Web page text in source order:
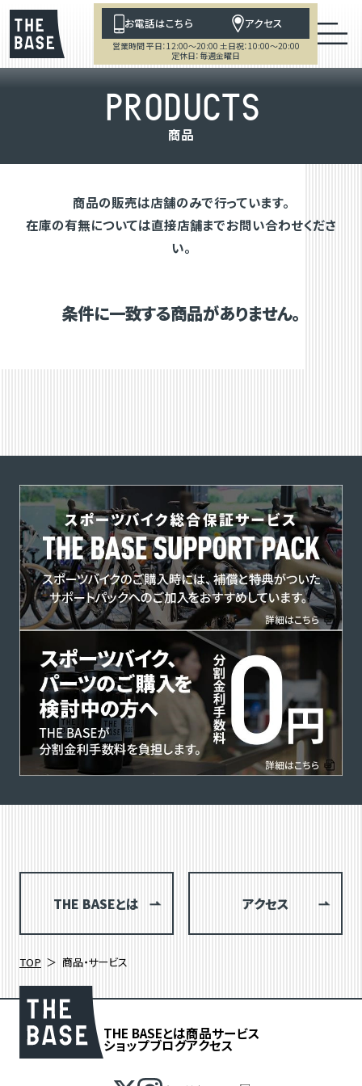
お電話はこちら アクセス
営業時間 平日：12:00～20:00 土日祝：10:00～20:00
定休日：毎週金曜日
PRODUCTS
商品
商品の販売は店舗のみで行っています。
在庫の有無については直接店舗までお問い合わせくださ
い。
条件に一致する商品がありません。
THE BASEとは アクセス
TOP 商品・サービス
THE BASEとは商品サービス
ショップブログアクセス